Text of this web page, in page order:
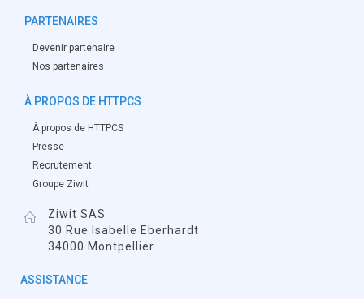
PARTENAIRES
Devenir partenaire
Nos partenaires
À PROPOS DE HTTPCS
À propos de HTTPCS
Presse
Recrutement
Groupe Ziwit
Ziwit SAS
30 Rue Isabelle Eberhardt
34000 Montpellier
ASSISTANCE